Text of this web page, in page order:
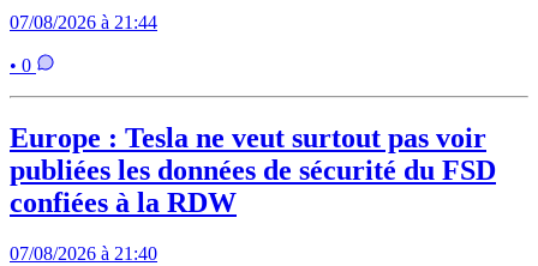
07/08/2026 à 21:44
• 0
Europe : Tesla ne veut surtout pas voir
publiées les données de sécurité du FSD
confiées à la RDW
07/08/2026 à 21:40